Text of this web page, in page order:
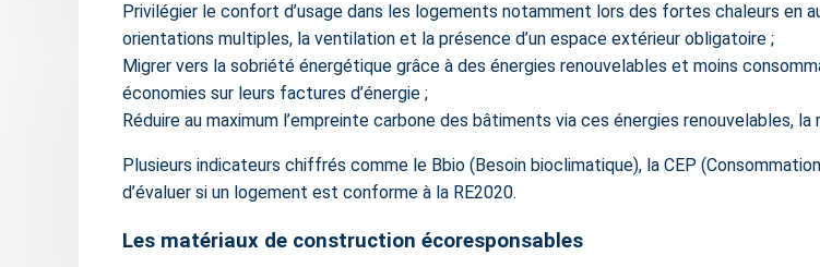
Privilégier le confort d’usage dans les logements notamment lors des fortes chaleurs en
orientations multiples, la ventilation et la présence d’un espace extérieur obligatoire ;
Migrer vers la sobriété énergétique grâce à des énergies renouvelables et moins
économies sur leurs factures d’énergie ;
Réduire au maximum l’empreinte carbone des bâtiments via ces énergies renouvelables,
Plusieurs indicateurs chiffrés comme le Bbio (Besoin bioclimatique), la CEP
d’évaluer si un logement est conforme à la RE2020.
Les matériaux de construction écoresponsables